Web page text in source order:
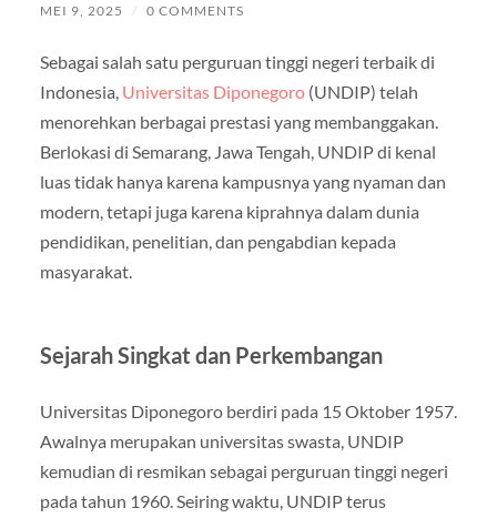
MEI 9, 2025 / 0 COMMENTS
Sebagai salah satu perguruan tinggi negeri terbaik di
Indonesia, Universitas Diponegoro(UNDIP) telah
menorehkan berbagai prestasi yang membanggakan.
Berlokasi di Semarang, Jawa Tengah, UNDIP di kenal
luas tidak hanya karena kampusnya yang nyaman dan
modern, tetapi juga karena kiprahnya dalam dunia
pendidikan, penelitian, dan pengabdian kepada
masyarakat.
Sejarah Singkat dan Perkembangan
Universitas Diponegoro berdiri pada 15 Oktober 1957.
Awalnya merupakan universitas swasta, UNDIP
kemudian di resmikan sebagai perguruan tinggi negeri
pada tahun 1960. Seiring waktu, UNDIP terus